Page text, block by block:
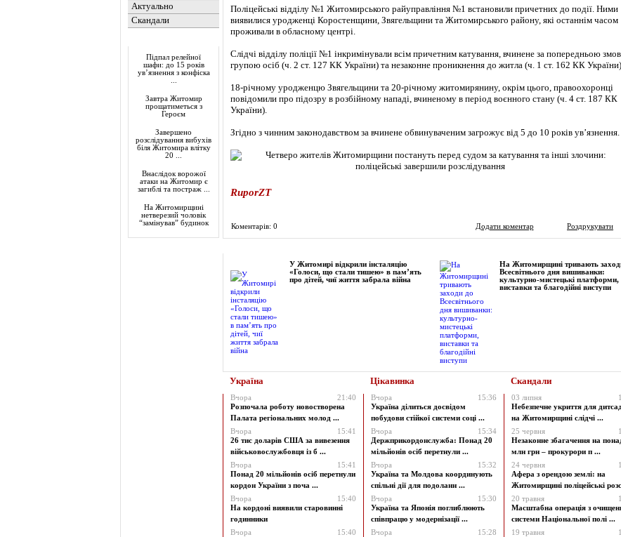
Актуально
Скандали
Підпал релейної
шафи: до 15 років
ув’язнення з конфіска
Завтра Житомир
прощатиметься з
Героєм
Завершено
розслідування вибухів
біля Житомира влітку
20 ...
Внаслідок ворожої
атаки на Житомир є
загиблі та постраж ...
На Житомирщині
нетверезий чоловік
“замінував” будинок
Поліцейські відділу №1 Житомирського райуправління №1 встановили причетних до події. Ними
виявилися уродженці Коростенщини, Звягельщини та Житомирського району, які останнім часом
проживали в обласному центрі.
Слідчі відділу поліції №1 інкримінували всім причетним катування, вчинене за попередньою
групою осіб (ч. 2 ст. 127 КК України) та незаконне проникнення до житла (ч. 1 ст. 162 КК
18-річному уродженцю Звягельщини та 20-річному житомирянину, окрім цього, правоохоронці
повідомили про підозру в розбійному нападі, вчиненому в період воєнного стану (ч. 4 ст. 187 КК
України).
Згідно з чинним законодавством за вчинене обвинуваченим загрожує від 5 до 10 років ув’язнення.
RuporZT
Коментарів: 0 Додати коментар Роздрукувати
У Житомирі відкрили інсталяцію
«Голоси, що стали тишею» в пам’ять
про дітей, чиї життя забрала війна
На Житомирщині тривають
Всесвітнього дня вишиванки:
культурно-мистецькі платформи,
виставки та благодійні виступи
Україна Цікавинка Скандали
Вчора
21:40
Розпочала роботу новостворена
Палата регіональних молод ...
Вчора
15:41
26 тис доларів США за вивезення
військовослужбовця із б ...
Вчора
15:41
Понад 20 мільйонів осіб перетнули
кордон України з поча ...
Вчора
15:40
На кордоні виявили старовинні
годинники
Вчора
15:40
Вчора
15:36
Україна ділиться досвідом
побудови стійкої системи соці ...
Вчора
15:34
Держприкордонслужба: Понад 20
мільйонів осіб перетнули ...
Вчора
15:32
Україна та Молдова координують
спільні дії для подоланн ...
Вчора
15:30
Україна та Японія поглиблюють
співпрацю у модернізації ...
Вчора
15:28
03 липня
Небезпечне укриття для
на Житомирщині слідчі ...
25 червня
Незаконне збагачення на
млн грн – прокурори п ...
24 червня
Афера з орендою землі: на
Житомирщині поліцейські
20 травня
Масштабна операція з
системи Національної полі ...
19 травня